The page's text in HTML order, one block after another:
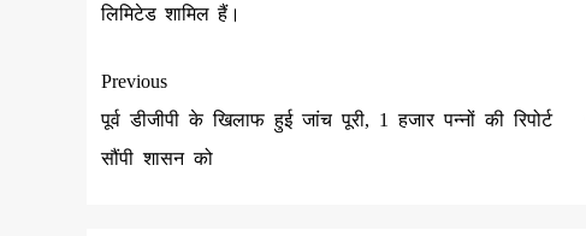
लिमिटेड शामिल हैं।
Previous
पूर्व डीजीपी के खिलाफ हुई जांच पूरी, 1 हजार पन्नों की रिपोर्ट
सौंपी शासन को